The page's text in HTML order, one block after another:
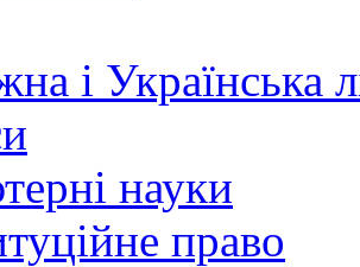
і Українська
науки
право